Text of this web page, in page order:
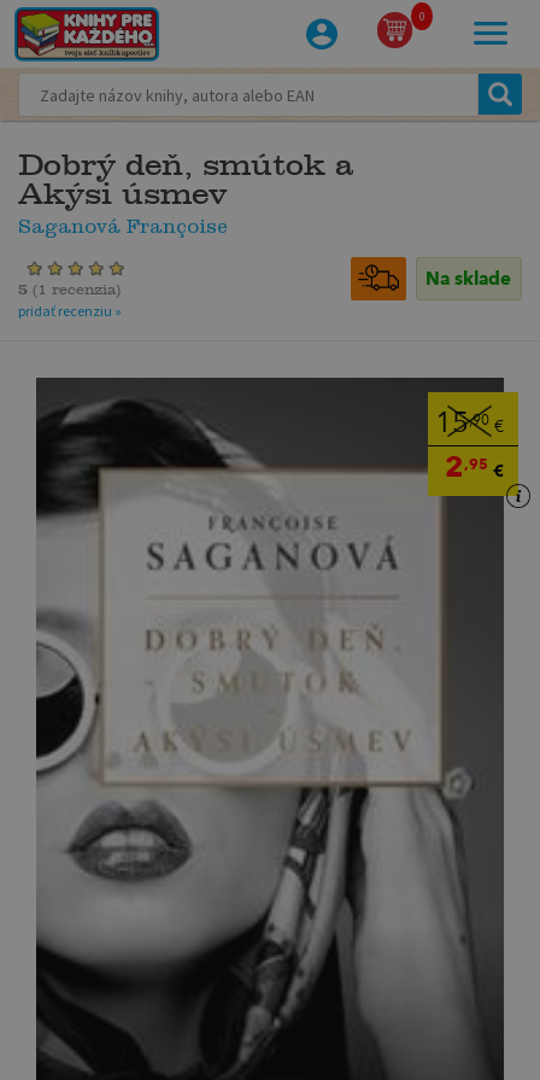
0
Dobrý deň, smútok a
Akýsi úsmev
Saganová Françoise
Na sklade
5 ( 1 recenzia)
pridať recenziu »
15,90 €
2,95 €